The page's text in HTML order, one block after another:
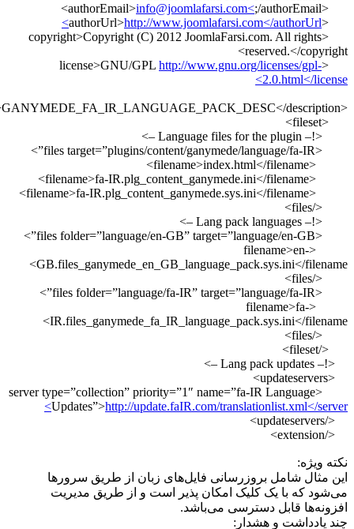
http://
<copyright>Copyright (C) 2012
http://
<server type=”collection” priority=”1″
Updates”>http://update.faIR.com/
فایل‌های زبان از طریق سرورها
پذیر است و از طریق مدیریت
می‌باشد.